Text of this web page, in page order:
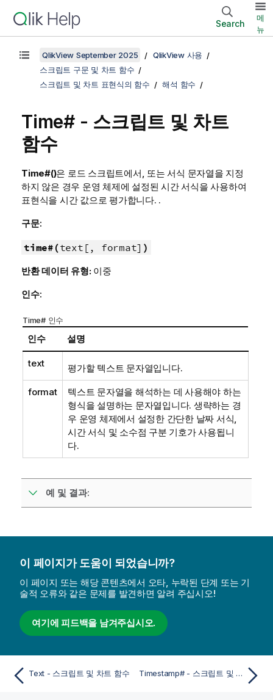
Search
메
뉴
QlikView September 2025
QlikView 사용
스크립트 구문 및 차트 함수
스크립트 및 차트 표현식의 함수
해석 함수
Time# - 스크립트 및 차트
함수
Time#()은 로드 스크립트에서, 또는 서식 문자열을 지정
하지 않은 경우 운영 체제에 설정된 시간 서식을 사용하여
표현식을 시간 값으로 평가합니다. .
구문:
time#(text[, format] )
반환 데이터 유형: 이중
인수:
Time# 인수
인수 설명
text 평가할 텍스트 문자열입니다.
format
텍스트 문자열을 해석하는 데 사용해야 하는
형식을 설명하는 문자열입니다. 생략하는 경
우 운영 체제에서 설정한 간단한 날짜 서식,
시간 서식 및 소수점 구분 기호가 사용됩니
다.
예 및 결과:
이 페이지가 도움이 되었습니까?
이 페이지 또는 해당 콘텐츠에서 오타, 누락된 단계 또는 기
술적 오류와 같은 문제를 발견하면 알려 주십시오!
여기에 피드백을 남겨주십시오.
Text - 스크립트 및 차트 함수 Timestamp# - 스크립트 및 차트 함수